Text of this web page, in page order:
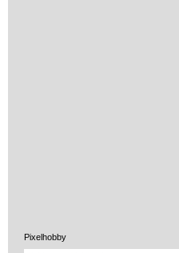
Pixelhobby